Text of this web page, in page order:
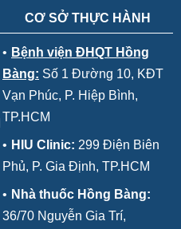
CƠ SỞ THỰC HÀNH
• Bệnh viện ĐHQT Hồng
Bàng: Số 1 Đường 10, KĐT
Vạn Phúc, P. Hiệp Bình,
TP.HCM
• HIU Clinic: 299 Điện Biên
Phủ, P. Gia Định, TP.HCM
• Nhà thuốc Hồng Bàng:
36/70 Nguyễn Gia Trí,